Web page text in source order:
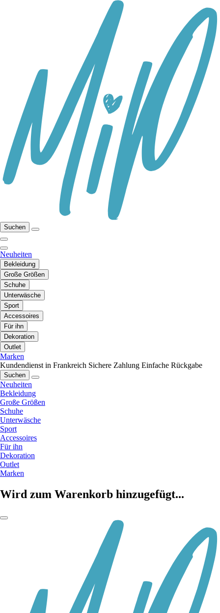
Suchen
Neuheiten
Bekleidung
Große Größen
Schuhe
Unterwäsche
Sport
Accessoires
Für ihn
Dekoration
Outlet
Marken
Kundendienst in Frankreich Sichere Zahlung Einfache Rückgabe
Suchen
Neuheiten
Bekleidung
Große Größen
Schuhe
Unterwäsche
Sport
Accessoires
Für ihn
Dekoration
Outlet
Marken
Wird zum Warenkorb hinzugefügt...